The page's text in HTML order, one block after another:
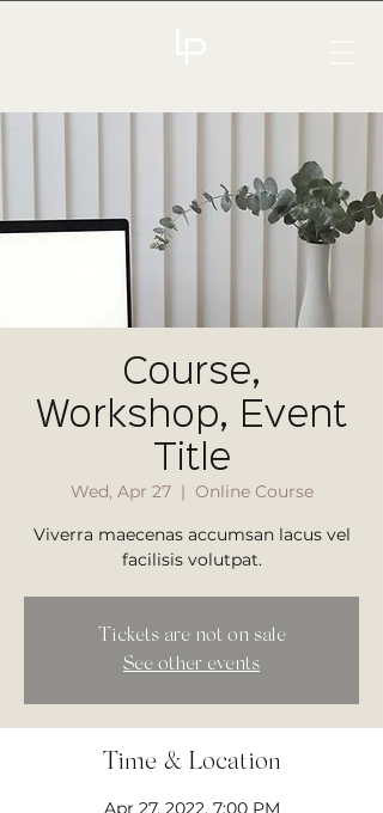
Course,
Workshop, Event
Title
Wed, Apr 27
  |
Online Course
Viverra maecenas accumsan lacus vel
facilisis volutpat.
Tickets are not on sale
See other events
Time & Location
Apr 27, 2022, 7:00 PM